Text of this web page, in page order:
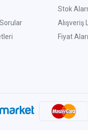
Stok
Alışveriş
Fiyat